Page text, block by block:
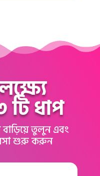
ধাপ
তুলুন এবং
শুরু করুন